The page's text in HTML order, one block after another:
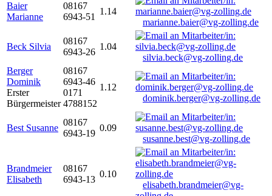
Baier
Marianne
08167
6943-51
1.14
marianne.baier@vg-zolling.de
Beck Silvia
08167
6943-26
1.04
silvia.beck@vg-zolling.de
Berger
Dominik
Erster
Bürgermeister
08167
6943-46
0171
4788152
1.12
dominik.berger@vg-zolling.de
Best Susanne
08167
6943-19
0.09
susanne.best@vg-zolling.de
Brandmeier
Elisabeth
08167
6943-13
0.10
elisabeth.brandmeier@vg-